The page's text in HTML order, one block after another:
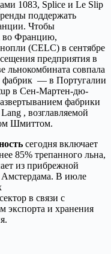
1083, Splice и Le Slip
поддержать
Чтобы
во Францию,
(CELC) в сентябре
предприятия в
льнокомбината совпала
фабрик — в Португалии
в Сен-Мартен-дю-
фабрики
, возглавляемой
Шмиттом.
сегодня включает
85% трепанного льна,
из прибрежной
В июле
в связи с
экспорта и хранения